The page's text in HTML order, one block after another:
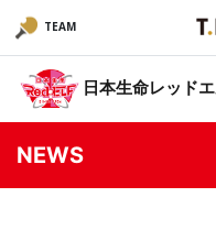
TEAM
日本生命レッド
NEWS